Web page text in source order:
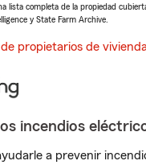
lista completa de la propiedad
y State Farm Archive.
propietarios de
incendios
a prevenir